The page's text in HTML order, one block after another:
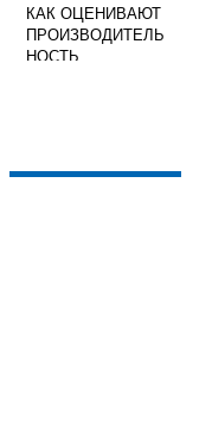
КАК ОЦЕНИВАЮТ
ПРОИЗВОДИТЕЛЬ
НОСТЬ